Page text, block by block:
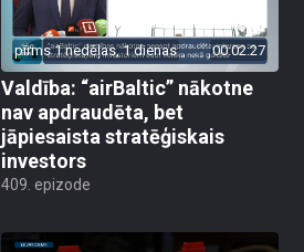
pirms 1 nedēļas, 1 dienas 00:02:27
Valdība: “airBaltic” nākotne
nav apdraudēta, bet
jāpiesaista stratēģiskais
investors
409. epizode